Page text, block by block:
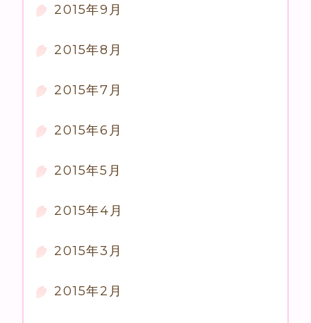
2015年9月
2015年8月
2015年7月
2015年6月
2015年5月
2015年4月
2015年3月
2015年2月